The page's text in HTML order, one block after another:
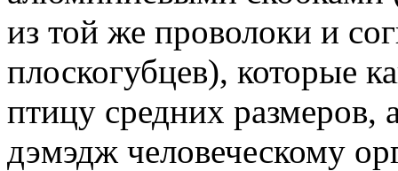
из той же проволоки и
плоскогубцев), которые
птицу средних размеров,
дэмэдж человеческому